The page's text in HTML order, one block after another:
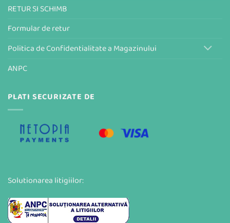
RETUR SI SCHIMB
Formular de retur
Politica de Confidentialitate a Magazinului
ANPC
PLATI SECURIZATE DE
Solutionarea litigiilor: